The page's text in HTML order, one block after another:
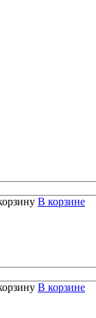
В корзине
В корзине